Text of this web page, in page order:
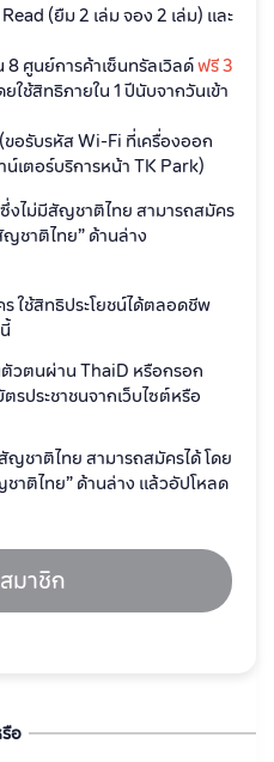
(ยืม 2 เล่ม จอง 2 เล่ม) และ
ศูนย์การค้าเซ็นทรัลเวิลด์ฟรี 3
ใช้สิทธิภายใน 1 ปีนับจากวันเข้า
อรับรหัส Wi-Fi ที่เครื่องออก
น์เตอร์บริการหน้า TK Park)
งไม่มีสัญชาติไทย สามารถสมัคร
ชาติไทย” ด้านล่าง
ใช้สิทธิประโยชน์ได้ตลอดชีพ
วตนผ่าน ThaiD หรือกรอก
รประชาชนจากเว็บไซต์หรือ
ชาติไทย สามารถสมัครได้ โดย
าติไทย” ด้านล่าง แล้วอัปโหลด
มาชิก
อ